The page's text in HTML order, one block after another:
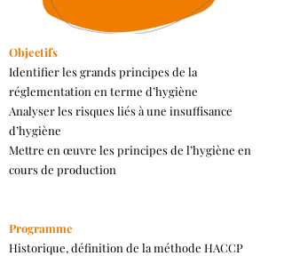
Objectifs
Identifier les grands principes de la
réglementation en terme d’hygiène
Analyser les risques liés à une insuffisance
d’hygiène
Mettre en œuvre les principes de l’hygiène en
cours de production
Programme
Historique, définition de la méthode HACCP